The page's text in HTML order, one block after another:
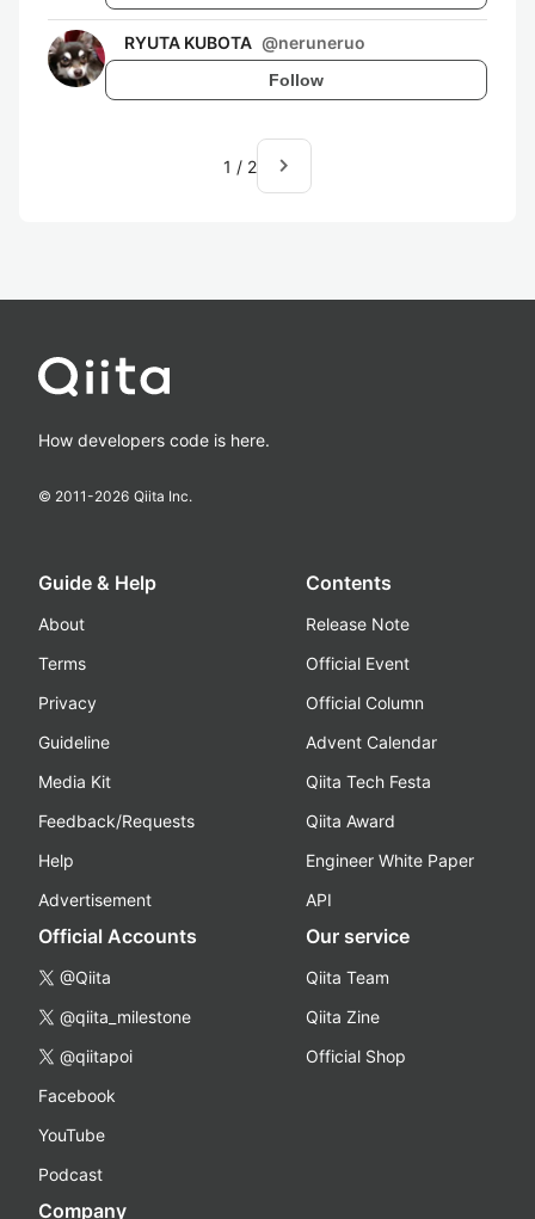
RYUTA KUBOTA @neruneruo
Follow
1 / 2 navigate_next
How developers code is here.
© 2011-2026 Qiita Inc.
Guide & Help
About
Terms
Privacy
Guideline
Media Kit
Feedback/Requests
Help
Advertisement
Contents
Release Note
Official Event
Official Column
Advent Calendar
Qiita Tech Festa
Qiita Award
Engineer White Paper
API
Official Accounts
@Qiita
@qiita_milestone
@qiitapoi
Facebook
YouTube
Podcast
Our service
Qiita Team
Qiita Zine
Official Shop
Company